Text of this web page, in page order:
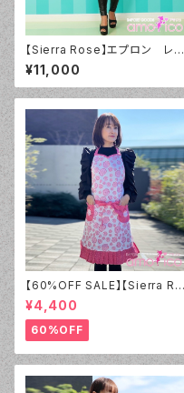
【Sierra Rose】エプロン レト
ロサンフラワー
¥11,000
【60%OFF SALE】【Sierra Ro
se】エプロン サマーローズ【ア
ウトレット】①
¥4,400
60%OFF